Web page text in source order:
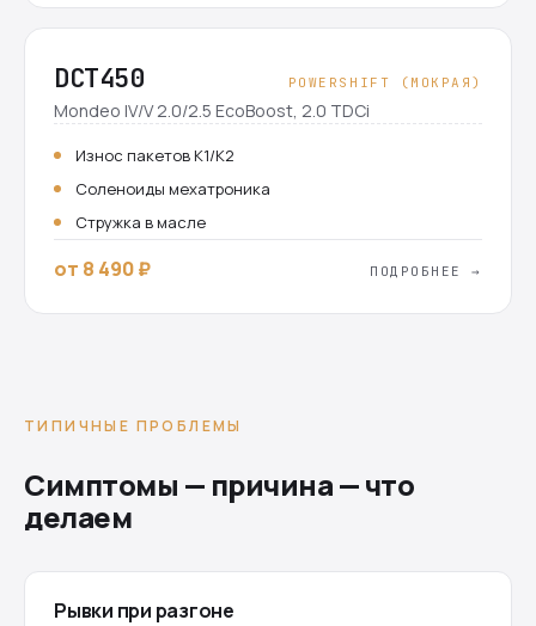
DCT450 POWERSHIFT (МОКРАЯ)
Mondeo IV/V 2.0/2.5 EcoBoost, 2.0 TDCi
Износ пакетов K1/K2
Соленоиды мехатроника
Стружка в масле
от 8 490 ₽ ПОДРОБНЕЕ →
ТИПИЧНЫЕ ПРОБЛЕМЫ
Симптомы — причина — что
делаем
Рывки при разгоне